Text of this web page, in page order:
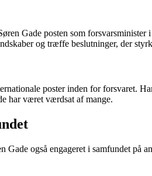
Gade posten som
og træffe beslutninger, der
poster inden for forsvaret.
har været værdsat af mange.
Gade også engageret i samfundet på